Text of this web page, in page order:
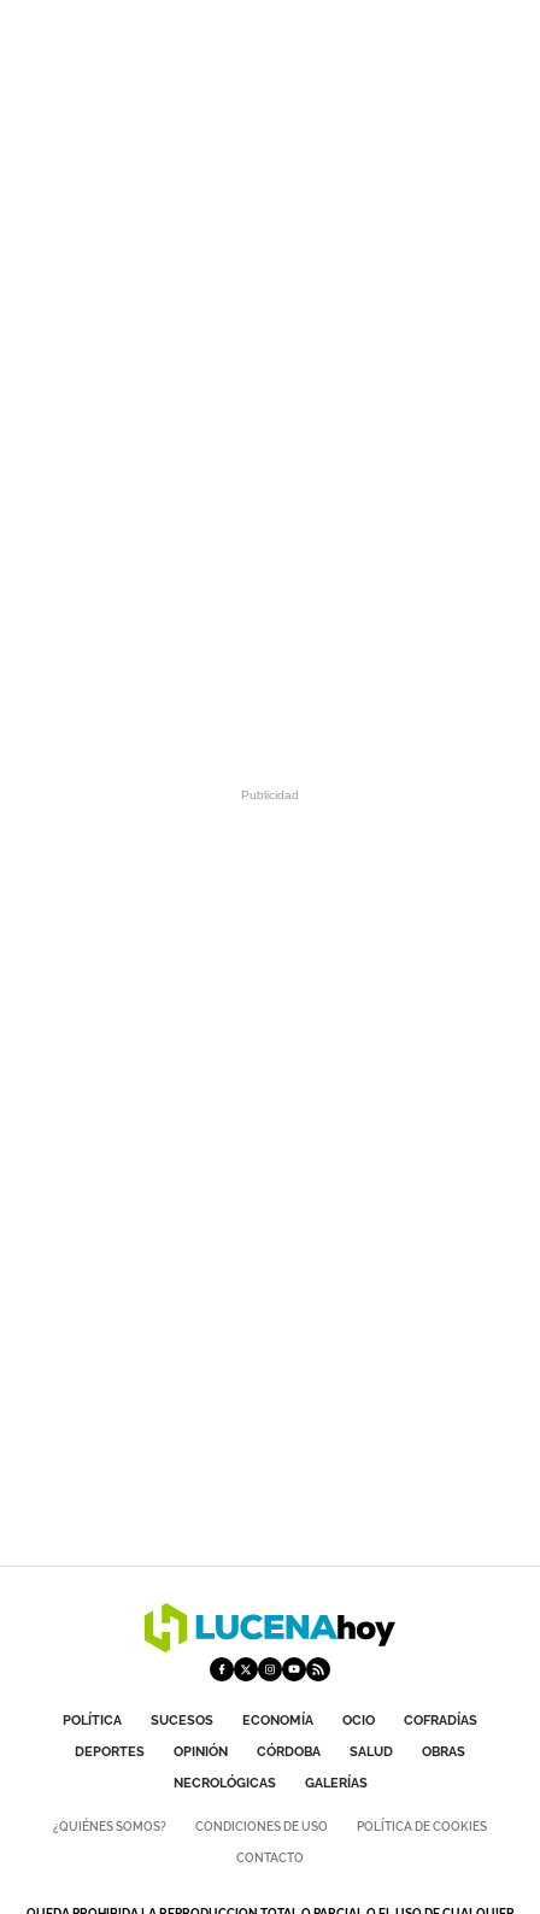
POLÍTICA SUCESOS ECONOMÍA OCIO
COFRADÍAS
DEPORTES
OPINIÓN CÓRDOBA SALUD
OBRAS
NECROLÓGICAS
GALERÍAS
¿QUIÉNES SOMOS? CONDICIONES DE USO POLÍTICA DE COOKIES
CONTACTO